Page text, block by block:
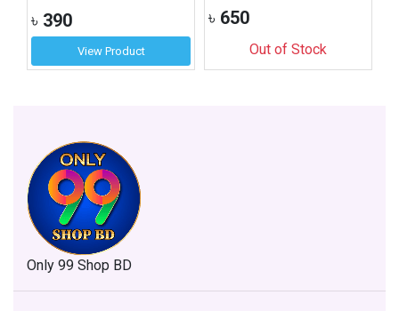
৳ 390
View Product
৳ 650
Out of Stock
Only 99 Shop BD